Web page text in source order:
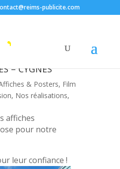
publicite.com
– CYGNES
& Posters, Film
, Nos réalisations,
affiches
pour notre
leur confiance !